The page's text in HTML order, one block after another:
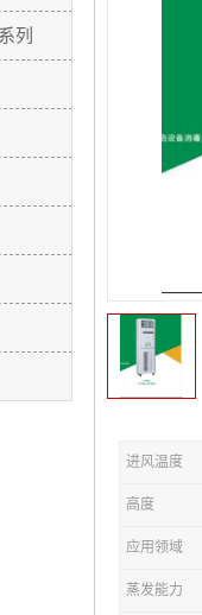
列
进风温度
高度
应用领域
蒸发能力